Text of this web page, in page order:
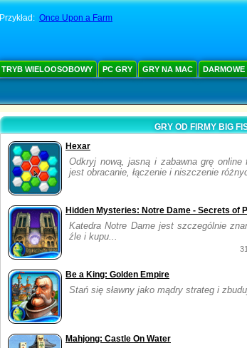
Przykład: Once Upon a Farm
TRYB WIELOOSOBOWY PC GRY GRY NA MAC DARMOWE
GRY OD FIRMY BIG
Hexar
Odkryj nową, jasną i zabawna grę online
jest obracanie, łączenie i niszczenie
Hidden Mysteries: Notre Dame - Secrets of
Katedra Notre Dame jest szczególnie
źle i kupu...
Be a King: Golden Empire
Stań się sławny jako mądry strateg i
Mahjong: Castle On Water